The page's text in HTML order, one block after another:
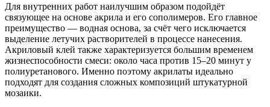
Для внутренних работ наилучшим образом подойдёт
связующее на основе акрила и его сополимеров. Его главное
преимущество — водная основа, за счёт чего исключается
выделение летучих растворителей в процессе нанесения.
Акриловый клей также характеризуется большим временем
жизнеспособности смеси: около часа против 15–20 минут у
полиуретанового. Именно поэтому акрилаты идеально
подходят для создания сложных композиций штукатурной
мозаики.